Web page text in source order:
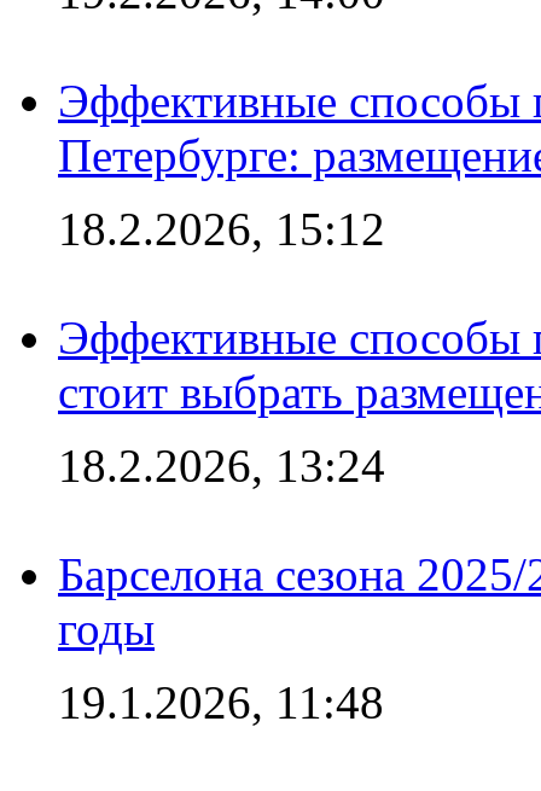
Эффективные способы
Петербурге:
18.2.2026, 15:12
Эффективные способы
стоит выбрать
18.2.2026, 13:24
Барселона сезона
годы
19.1.2026, 11:48